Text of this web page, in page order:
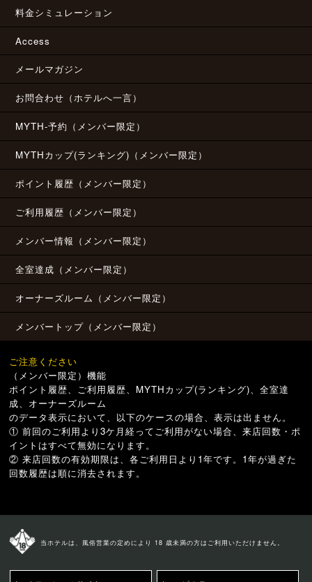
料金シミュレーション
Access
メールマガジン
お問合わせ（ホテルへ一言）
MYTH-予約（メンバー限定）
MYTHカップ(ランキング)（メンバー限定）
ポイント履歴（メンバー限定）
ご利用履歴（メンバー限定）
メンバー情報（メンバー限定）
全室達成（メンバー限定）
オーナーズルーム（メンバー限定）
メンバートップ（メンバー限定）
ご注意ください
（メンバー限定）機能
ポイント履歴、ご利用履歴、MYTHカップ(ランキング)、全室達
成、オーナーズルーム
のデータ表示において、以下のケースの場合、表示は出ません。
① 前回のご利用より3ケ月経ってご利用がない場合、来店回数・ポ
イントはすべて無効になります。
② 来店回数の有効期限は、各ご利用日より1年です。1年が過ぎた
回数履歴は順に消去されます。
当ホテルは、風俗営業の定めにより 18 歳未満の方はご利用いただけません。